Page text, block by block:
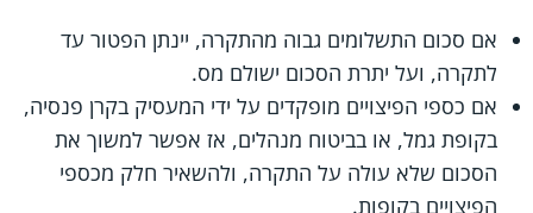
אם סכום התשלומים גבוה מהתקרה, יינתן הפטור עד
לתקרה, ועל יתרת הסכום ישולם מס.
אם כספי הפיצויים מופקדים על ידי המעסיק בקרן פנסיה,
בקופת גמל, או בביטוח מנהלים, אז אפשר למשוך את
הסכום שלא עולה על התקרה, ולהשאיר חלק מכספי
הפיצויים בקופות.